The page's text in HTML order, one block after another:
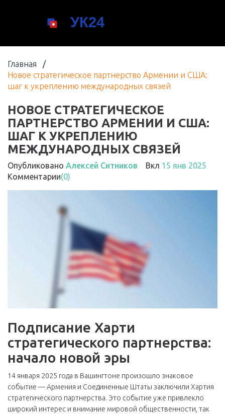
Главная /
Новое стратегическое партнерство Армении и США:
шаг к укреплению международных связей
НОВОЕ СТРАТЕГИЧЕСКОЕ
ПАРТНЕРСТВО АРМЕНИИ И США:
ШАГ К УКРЕПЛЕНИЮ
МЕЖДУНАРОДНЫХ СВЯЗЕЙ
Опубликовано Алексей Ситников Вкл 15 янв 2025
Комментарии(0)
Подписание Харти
стратегического партнерства:
начало новой эры
14 января 2025 года в Вашингтоне произошло знаковое
событие — Армения и Соединенные Штаты заключили Хартия
стратегического партнерства. Это событие уже привлекло
широкий интерес и внимание мировой общественности, так